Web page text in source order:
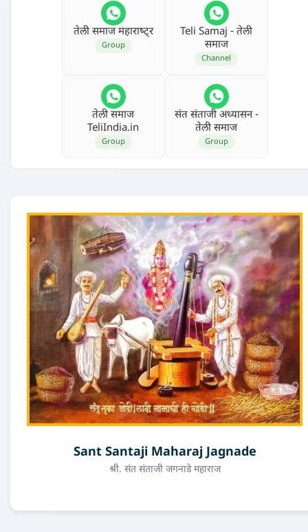
तेली समाज महाराष्‍ट्र
Group
Teli Samaj - तेली
समाज
Channel
तेली समाज
TeliIndia.in
Group
संत संताजी अध्‍यासन -
तेली समाज
Group
Sant Santaji Maharaj Jagnade
श्री. संत संताजी जगनाडे महाराज